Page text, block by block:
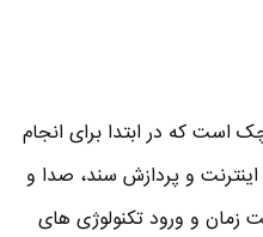
است که در ابتدا برای انجام
و پردازش سند، صدا و
زمان و ورود تکنولوژی های